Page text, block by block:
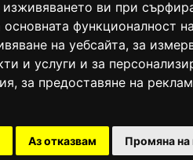
ви при
функционалност
на уебсайта, за
и услуги и за
, за предоставяне на
Аз отказвам Промяна на
за ISSN) под номер: ISSN 1312-4722.
номер: 47857/11.05.2004 година.